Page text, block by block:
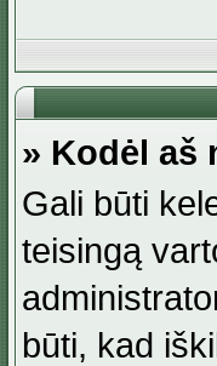
» Kodėl aš
Gali būti
teisingą
būti, kad